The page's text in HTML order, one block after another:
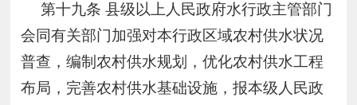
第十九条 县级以上人民政府水行政主管部门
会同有关部门加强对本行政区域农村供水状况
普查，编制农村供水规划，优化农村供水工程
布局，完善农村供水基础设施，报本级人民政